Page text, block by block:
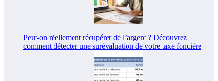
Peut-on réellement récupérer de l’argent ? Découvrez
comment détecter une surévaluation de votre taxe foncière